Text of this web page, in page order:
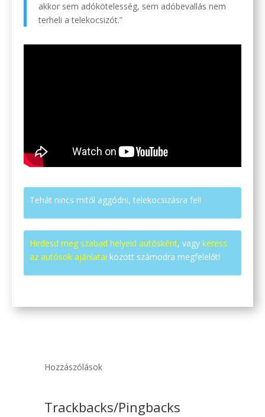
akkor sem adókötelesség, sem adóbevallás nem
terheli a telekocsizót.”
Tehát nincs mitől aggódni, telekocsizásra fel!
Hirdesd meg szabad helyeid autósként, vagy keress
az autósok ajánlatai között számodra megfelelőt!
Hozzászólások
Trackbacks/Pingbacks